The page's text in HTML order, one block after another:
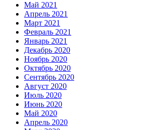
Май 2021
Апрель 2021
Март 2021
Февраль 2021
Январь 2021
Декабрь 2020
Ноябрь 2020
Октябрь 2020
Сентябрь 2020
Август 2020
Июль 2020
Июнь 2020
Май 2020
Апрель 2020